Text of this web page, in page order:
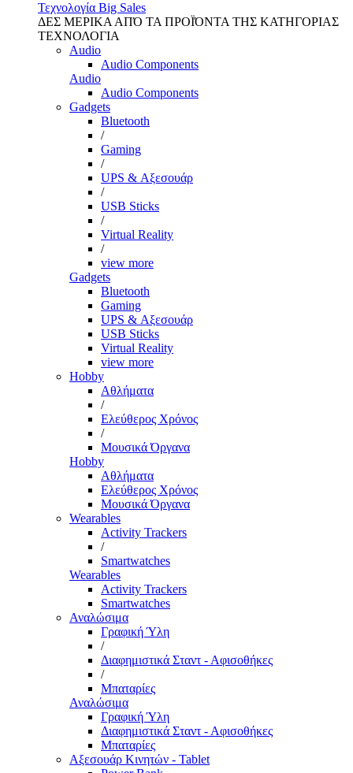
Τεχνολογία Big Sales
ΔΕΣ ΜΕΡΙΚΑ ΑΠΌ ΤΑ ΠΡΟΪΌΝΤΑ ΤΗΣ ΚΑΤΗΓΟΡΙΑΣ
ΤΕΧΝΟΛΟΓΙΑ
Audio
Audio Components
Audio
Audio Components
Gadgets
Bluetooth
/
Gaming
/
UPS & Αξεσουάρ
/
USB Sticks
/
Virtual Reality
/
view more
Gadgets
Bluetooth
Gaming
UPS & Αξεσουάρ
USB Sticks
Virtual Reality
view more
Hobby
Αθλήματα
/
Ελεύθερος Χρόνος
/
Μουσικά Όργανα
Hobby
Αθλήματα
Ελεύθερος Χρόνος
Μουσικά Όργανα
Wearables
Activity Trackers
/
Smartwatches
Wearables
Activity Trackers
Smartwatches
Αναλώσιμα
Γραφική Ύλη
/
Διαφημιστικά Σταντ - Αφισοθήκες
/
Μπαταρίες
Αναλώσιμα
Γραφική Ύλη
Διαφημιστικά Σταντ - Αφισοθήκες
Μπαταρίες
Αξεσουάρ Κινητών - Tablet